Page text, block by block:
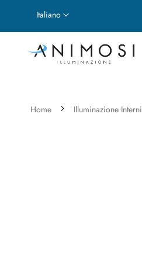
Lingua
Italiano
Home Illuminazione Interni